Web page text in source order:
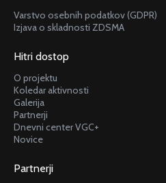
Varstvo osebnih podatkov (GDPR)
Izjava o skladnosti ZDSMA
Hitri dostop
O projektu
Koledar aktivnosti
Galerija
Partnerji
Dnevni center VGC+
Novice
Partnerji